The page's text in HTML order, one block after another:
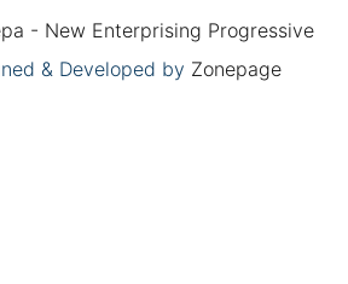
- New Enterprising Progressive
& Developed by Zonepage